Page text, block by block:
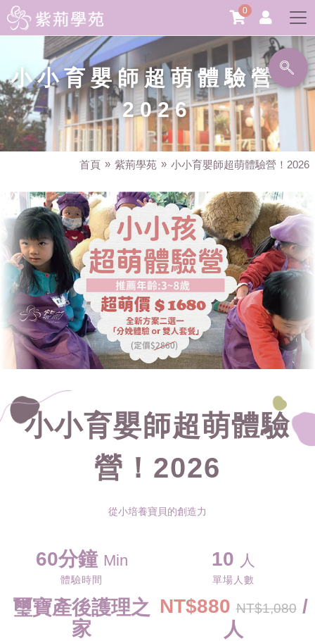
0
小小育嬰師超萌體驗營！
2026
首頁 紫荊學苑 小小育嬰師超萌體驗營！2026
小小育嬰師超萌體驗
營！2026
從小培養寶貝的創造力
60分鐘 Min
體驗時間
10 人
單場人數
璽寶產後護理之
家
NT$880 NT$1,080/
人